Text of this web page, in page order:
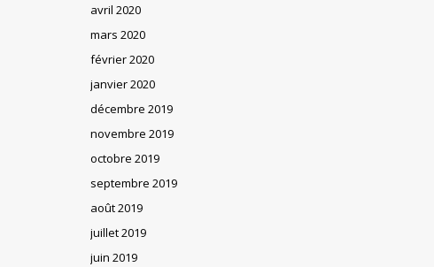
avril 2020
mars 2020
février 2020
janvier 2020
décembre 2019
novembre 2019
octobre 2019
septembre 2019
août 2019
juillet 2019
juin 2019